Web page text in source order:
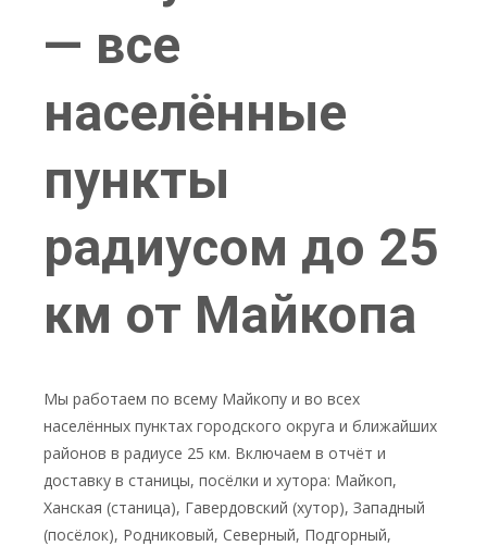
— все
населённые
пункты
радиусом до 25
км от Майкопа
Мы работаем по всему Майкопу и во всех
населённых пунктах городского округа и ближайших
районов в радиусе 25 км. Включаем в отчёт и
доставку в станицы, посёлки и хутора: Майкоп,
Ханская (станица), Гавердовский (хутор), Западный
(посёлок), Родниковый, Северный, Подгорный,